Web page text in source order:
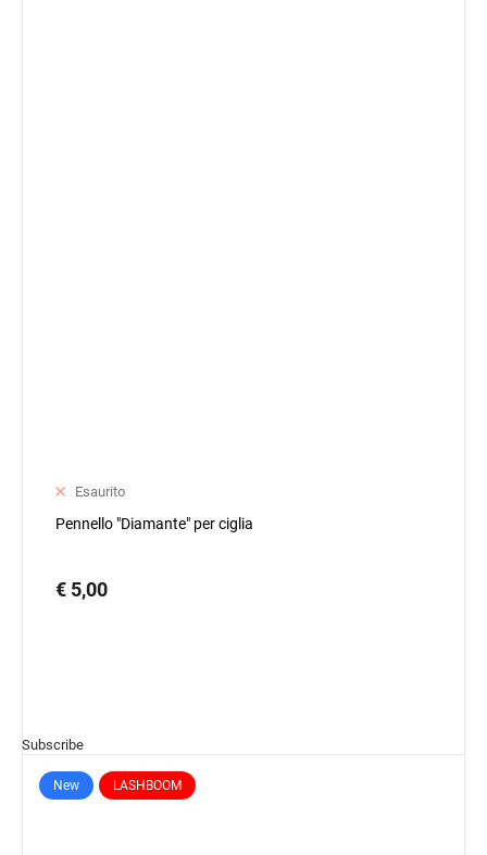
Esaurito
Pennello "Diamante" per ciglia
€ 5,00
Subscribe
New LASHBOOM